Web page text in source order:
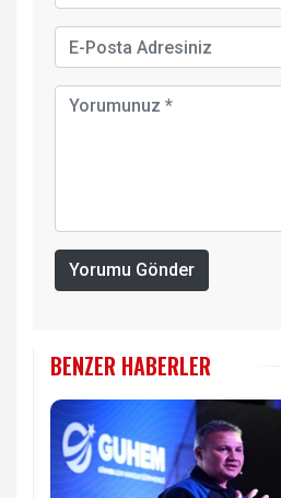
Yorumu Gönder
BENZER HABERLER